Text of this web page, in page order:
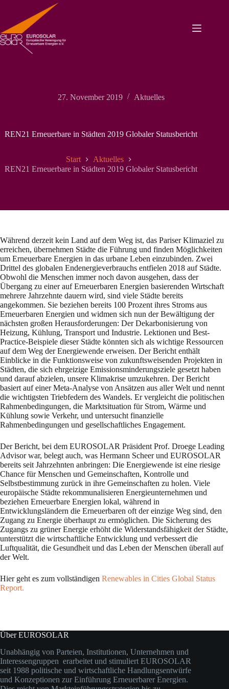
springen
27. November 2019 Aktuelles
REN21 Erneuerbare in Städten 2019 Globaler Statusbericht
Start
Aktuelles
REN21 Erneuerbare in Städten 2019 Globaler Statusbericht
Während derzeit kein Land auf dem Weg ist, das Pariser Klimaziel zu
erreichen, übernehmen Städte die Führung und finden Möglichkeiten
um Erneuerbare Energien in das urbane Leben einzubinden. Zwei
Drittel des globalen Endenergieverbrauchs entfielen 2018 auf Städte.
Obwohl die Menschen immer noch davon ausgehen, dass der
Übergang zu einer auf Erneuerbaren Energien basierenden Wirtschaft
mehrere Jahrzehnte dauern wird, sind viele Städte bereits
angekommen. Sie beziehen bereits 100 Prozent ihres Stroms aus
Erneuerbaren Energien und widmen sich nun der Bewältigung der
nächsten großen Herausforderungen: Der Dekarbonisierung von
Heizung, Kühlung, Transport und Industrie. Lektionen und Best-
Practice-Beispiele dieser Städte könnten sich als wichtige Ressourcen
auf dem Weg der Energiewende erweisen. Der Bericht enthält
Einblicke in die Funktionsweise von zukunftsweisenden Projekten in
Städten, die sich ehrgeizige Emissionsminderungsziele gesetzt haben
und darauf abzielen, unsere Klimakrise umzukehren. Der Bericht
basiert auf einer Meta-Analyse von Ansätzen aus aller Welt und nennt
die wichtigsten Triebfedern des Wandels. Er vergleicht die politischen
Rahmenbedingungen, die Marktsituation für Strom, Wärme und
Kühlung sowie Verkehr, und untersucht finanzielle
Rahmenbedingungen und gesellschaftliches Engagement.
Der Bericht, bei dem EUROSOLAR Präsident Prof. Droege Leading
Advisor war, belegt auch, was Hermann Scheer und EUROSOLAR
bereits seit Jahrzehnten anbringen: Die Energiewende ist eine riesige
Chance für Menschen und Gemeinschaften, Kontrolle und
Selbstbestimmung zurück in ihre Gemeinschaften zu holen. Viele
europäische Städte rekommunalisieren Energieunternehmen und
beziehen Erneuerbare Energien lokal, während in
Entwicklungsländern die Erneuerbaren oft der einzige Weg sind, den
Zugang zu Energie überhaupt zu ermöglichen. Die Sicherung des
Zugangs zu grüner Energie erhöht die Widerstandsfähigkeit der Städte,
unterstützt die wirtschaftliche Entwicklung und verbessert die
Luftqualität, die Gesundheit und das Leben der Menschen überall auf
der Welt.
Hier geht es zum vollständigen Renewables in Cities Global Status
Report.
Über EUROSOLAR
Unabhängig von Parteien, Institutionen, Unternehmen und
Interessengruppen erarbeitet und stimuliert EUROSOLAR
seit 1988 politische und wirtschaftliche Handlungsentwürfe
und Konzeptionen zur Einführung Erneuerbarer Energien.